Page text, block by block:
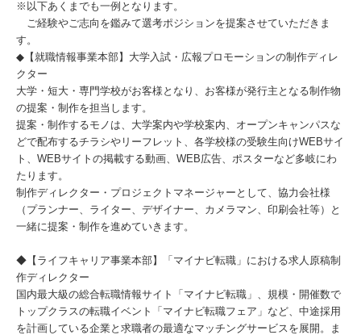
※以下あくまでも一例となります。
ご経験やご志向を鑑みて選考ポジションを提案させていただきま
す。
◆【就職情報事業本部】大学入試・広報プロモーションの制作ディレ
クター
大学・短大・専門学校がお客様となり、お客様が発行主となる制作物
の提案・制作を担当します。
提案・制作するモノは、大学案内や学校案内、オープンキャンパスな
どで配布するチラシやリーフレット、各学校様の受験生向けWEBサイ
ト、WEBサイトの掲載する動画、WEB広告、ポスターなど多岐にわ
たります。
制作ディレクター・プロジェクトマネージャーとして、協力会社様
（プランナー、ライター、デザイナー、カメラマン、印刷会社等）と
一緒に提案・制作を進めていきます。
◆【ライフキャリア事業本部】「マイナビ転職」における求人原稿制
作ディレクター
国内最大級の総合転職情報サイト「マイナビ転職」、規模・開催数で
トップクラスの転職イベント「マイナビ転職フェア」など、中途採用
を計画している企業と求職者の最適なマッチングサービスを展開。ま